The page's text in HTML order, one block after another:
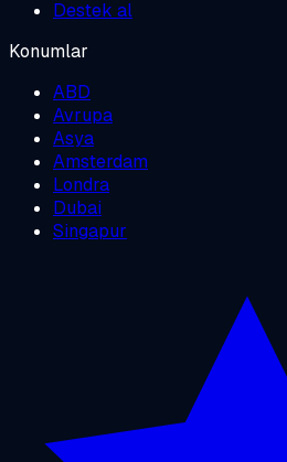
Destek al
Konumlar
ABD
Avrupa
Asya
Amsterdam
Londra
Dubai
Singapur